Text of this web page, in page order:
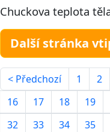
Chuckova teplota
Další stránka
< Předchozí 1 2
16
17 18 19
32
33 34 35